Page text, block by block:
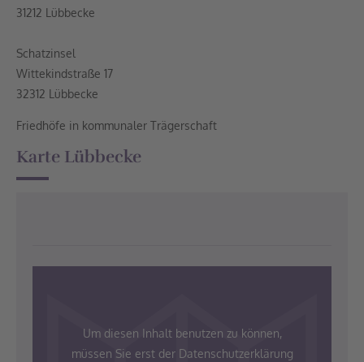
31212 Lübbecke
Schatzinsel
Wittekindstraße 17
32312 Lübbecke
Friedhöfe in kommunaler Trägerschaft
Karte Lübbecke
Um diesen Inhalt benutzen zu können,
müssen Sie erst der Datenschutzerklärung